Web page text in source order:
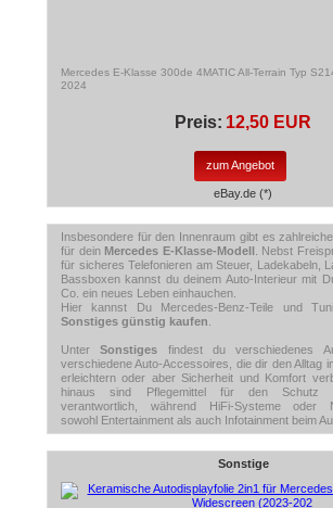
Mercedes E-Klasse 300de 4MATIC All-Terrain Typ
2024
Preis: 12,50 EUR
zum Angebot
eBay.de (*)
Insbesondere für den Innenraum gibt es
für deinMercedes E-Klasse-Modell
. Nebst
für sicheres Telefonieren am Steuer, Ladekabeln,
Bassboxen kannst du deinem Auto-Interieur mit
Co. ein neues Leben einhauchen.
Hier kannst Du Mercedes-Benz-Teile und
Sonstiges günstig kaufen
UnterSonstiges findest du verschiedenes
verschiedene Auto-Accessoires, die dir den Alltag
erleichtern oder aber Sicherheit und Komfort
hinaus sind Pflegemittel für den Schutz
verantwortlich, während HiFi-Systeme oder
sowohl Entertainment als auch Infotainment beim
Sonstige